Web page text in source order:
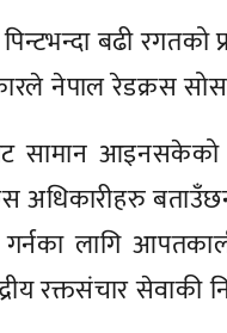
बढी
नेपाल रेडक्रस
सामान
अधिकारीहरु
लागि
रक्तसंचार सेवाकी